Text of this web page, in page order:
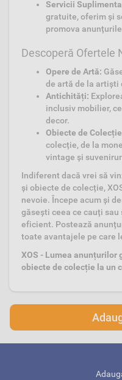
Servicii
gratuite, oferim și
promova
Descoperă Ofertele
Opere de Artă:
de artă de la artiști
Antichități:
inclusiv mobilier,
decor.
Obiecte de
colecție, de la
vintage și
Indiferent dacă vrei să
și obiecte de colecție,
nevoie. Începe acum și
găsești ceea ce cauți
eficient. Postează
toate avantajele pe care
XOS - Lumea
obiecte de colecție la un